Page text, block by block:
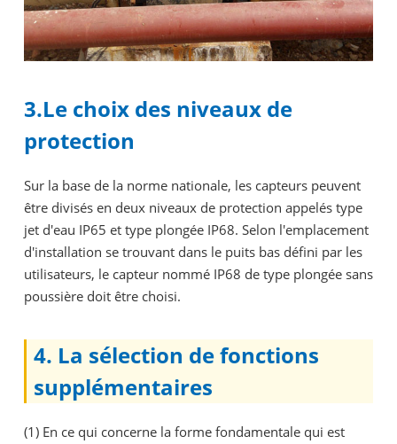
3.Le choix des niveaux de
protection
Sur la base de la norme nationale, les capteurs peuvent
être divisés en deux niveaux de protection appelés type
jet d'eau IP65 et type plongée IP68. Selon l'emplacement
d'installation se trouvant dans le puits bas défini par les
utilisateurs, le capteur nommé IP68 de type plongée sans
poussière doit être choisi.
4. La sélection de fonctions
supplémentaires
(1) En ce qui concerne la forme fondamentale qui est